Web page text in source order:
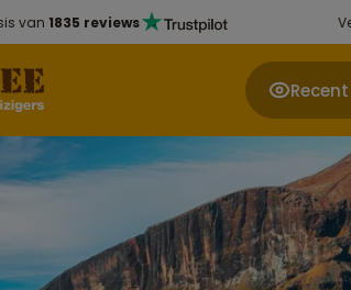
van 1835 reviews